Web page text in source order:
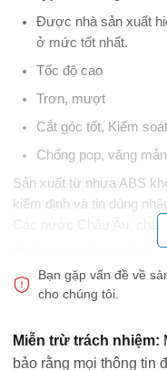
Được nhà sản xuất
ở mức tốt nhất.
Tốc độ cao
Trơn, mượt
Cắt góc tốt, Kiểm
Chống pop, văng
Sản xuất từ nhựa ABS
kiểm định và tin dùng
Các nước Châu Âu, châu
Rubik chính hãng
Trọng lượng: 98g
Xoay trơn - Quay tốc
Bạn gặp vấn đề về
cho chúng tôi.
Miễn trừ trách nhiệm:
bảo rằng mọi thông tin